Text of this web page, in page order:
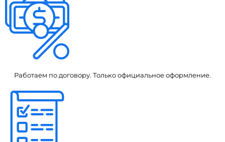
Работаем по договору. Только официальное оформление.